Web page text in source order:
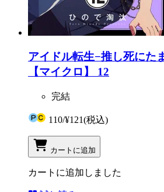
アイドル転生−推し死にた
【マイクロ】 12
完結
110/¥121(税込)
カートに追加
カートに追加しました